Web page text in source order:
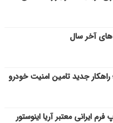
آخر سال
جدید تامین امنیت خودرو
ایرانی معتبر آریا اینوستور